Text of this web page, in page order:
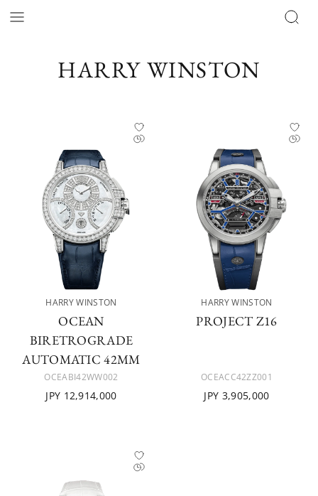
HARRY WINSTON
HARRY WINSTON
OCEAN
BIRETROGRADE
AUTOMATIC 42MM
OCEABI42WW002
JPY 12,914,000
HARRY WINSTON
PROJECT Z16
OCEACC42ZZ001
JPY 3,905,000